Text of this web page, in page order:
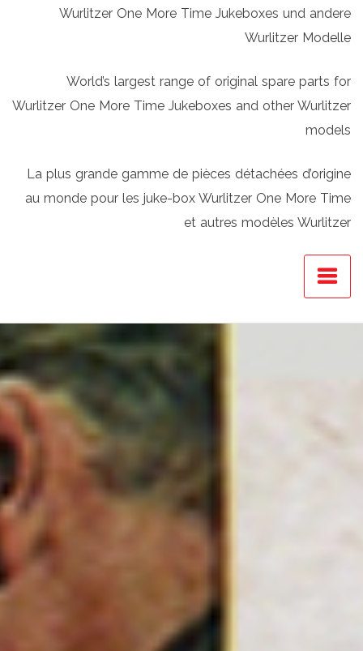
Wurlitzer One More Time Jukeboxes und andere
Wurlitzer Modelle
World’s largest range of original spare parts for
Wurlitzer One More Time Jukeboxes and other Wurlitzer
models
La plus grande gamme de pièces détachées d’origine
au monde pour les juke-box Wurlitzer One More Time
et autres modèles Wurlitzer